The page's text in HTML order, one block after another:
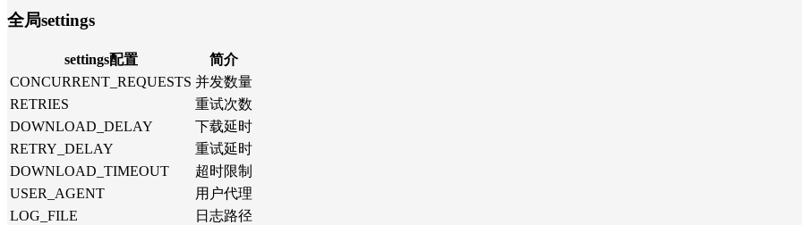
全局settings
settings配置
简介
CONCURRENT_REQUESTS 并发数量
RETRIES
重试次数
DOWNLOAD_DELAY
下载延时
RETRY_DELAY
重试延时
DOWNLOAD_TIMEOUT
超时限制
USER_AGENT
用户代理
LOG_FILE
日志路径